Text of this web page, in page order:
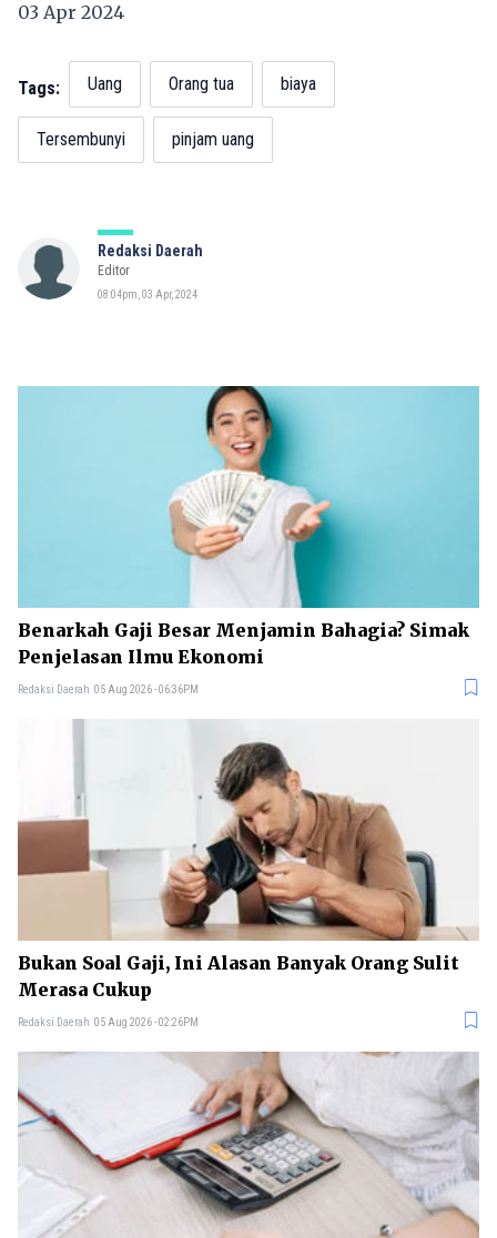
03 Apr 2024
Tags: Uang Orang tua biaya
Tersembunyi pinjam uang
Redaksi Daerah
Editor
08:04pm, 03 Apr, 2024
Benarkah Gaji Besar Menjamin Bahagia? Simak
Penjelasan Ilmu Ekonomi
Redaksi Daerah 05 Aug 2026 - 06:36PM
Bukan Soal Gaji, Ini Alasan Banyak Orang Sulit
Merasa Cukup
Redaksi Daerah 05 Aug 2026 - 02:26PM